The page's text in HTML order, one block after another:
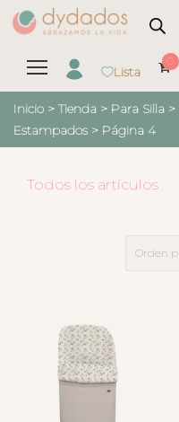
Lista
0
Inicio > Tienda > Para Silla >
Estampados > Página 4
Todos los artículos